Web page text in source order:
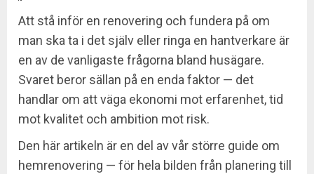
Att stå inför en renovering och fundera på om
man ska ta i det själv eller ringa en hantverkare är
en av de vanligaste frågorna bland husägare.
Svaret beror sällan på en enda faktor — det
handlar om att väga ekonomi mot erfarenhet, tid
mot kvalitet och ambition mot risk.
Den här artikeln är en del av vår större guide om
hemrenovering — för hela bilden från planering till